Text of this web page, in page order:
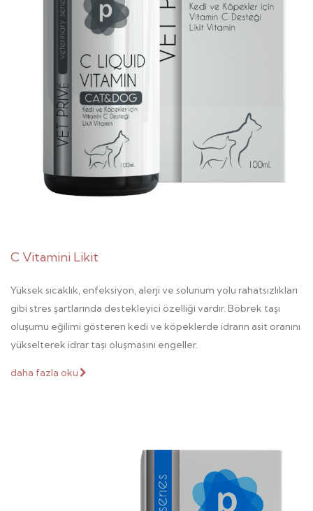
C Vitamini Likit
Yüksek sıcaklık, enfeksiyon, alerji ve solunum yolu rahatsızlıkları
gibi stres şartlarında destekleyici özelliği vardır. Böbrek taşı
oluşumu eğilimi gösteren kedi ve köpeklerde idrarın asit oranını
yükselterek idrar taşı oluşmasını engeller.
daha fazla oku